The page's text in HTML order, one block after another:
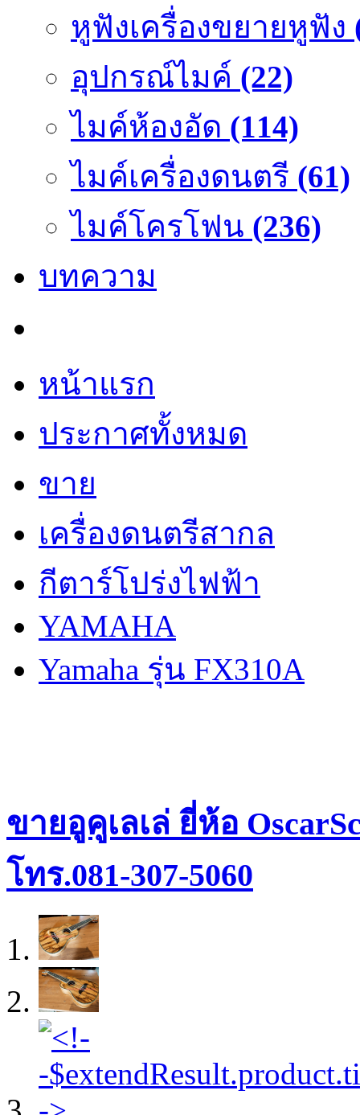
หูฟังเครื่องขยายหูฟัง
อุปกรณ์ไมค์ (22)
ไมค์ห้องอัด (114)
ไมค์เครื่องดนตรี (61)
ไมค์โครโฟน (236)
บทความ
หน้าแรก
ประกาศทั้งหมด
ขาย
เครื่องดนตรีสากล
กีตาร์โปร่งไฟฟ้า
YAMAHA
Yamaha รุ่น FX310A
ขายอูคูเลเล่ ยี่ห้อ
โทร.081-307-5060